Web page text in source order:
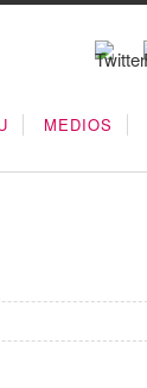
MEDIOS